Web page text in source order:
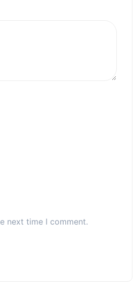
next time I comment.